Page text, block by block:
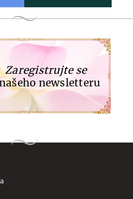
Zaregistrujte se
newsletteru